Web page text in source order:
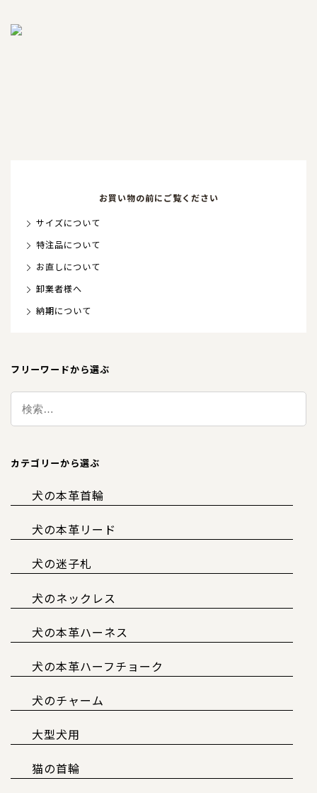
お買い物の前にご覧ください
サイズについて
特注品について
お直しについて
卸業者様へ
納期について
フリーワードから選ぶ
カテゴリーから選ぶ
犬の本革首輪
犬の本革リード
犬の迷子札
犬のネックレス
犬の本革ハーネス
犬の本革ハーフチョーク
犬のチャーム
大型犬用
猫の首輪